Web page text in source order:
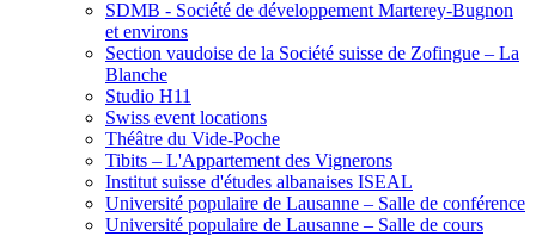
SDMB - Société de développement Marterey-Bugnon
et environs
Section vaudoise de la Société suisse de Zofingue – La
Blanche
Studio H11
Swiss event locations
Théâtre du Vide-Poche
Tibits – L'Appartement des Vignerons
Institut suisse d'études albanaises ISEAL
Université populaire de Lausanne – Salle de conférence
Université populaire de Lausanne – Salle de cours